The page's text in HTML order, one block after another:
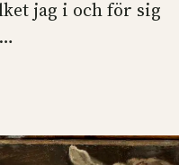
jag i och för sig